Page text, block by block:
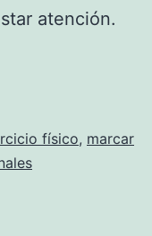
atención.
físico, marcar